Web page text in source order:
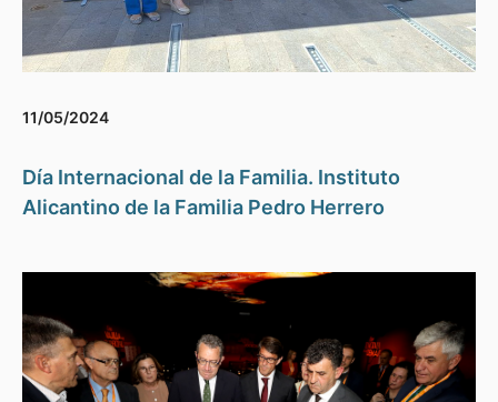
11/05/2024
Día Internacional de la Familia. Instituto
Alicantino de la Familia Pedro Herrero